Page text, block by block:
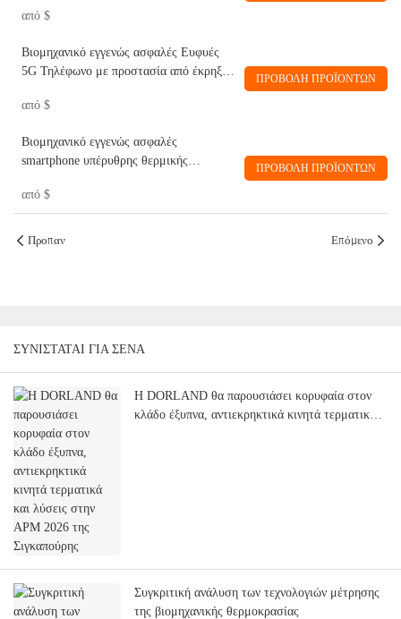
έκδοση)
από $
Βιομηχανικό εγγενώς ασφαλές Ευφυές
5G Τηλέφωνο με προστασία από έκρηξη
από $
ΠΡΟΒΟΛΉ ΠΡΟΪΌΝΤΩΝ
Βιομηχανικό εγγενώς ασφαλές
smartphone υπέρυθρης θερμικής
από $
ΠΡΟΒΟΛΉ ΠΡΟΪΌΝΤΩΝ
Προπαν Επόμενο
ΣΥΝΙΣΤΆΤΑΙ ΓΙΑ ΣΈΝΑ
Η DORLAND θα παρουσιάσει κορυφαία στον
κλάδο έξυπνα, αντιεκρηκτικά κινητά τερματικά
Συγκριτική ανάλυση των τεχνολογιών μέτρησης
της βιομηχανικής θερμοκρασίας